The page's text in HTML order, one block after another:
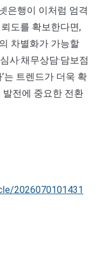
은행이 이처럼 엄격
도를 확보한다면,
차별화가 가능할
사·채무상담·담보점
는 트렌드가 더욱 확
전에 중요한 전환
2026070101431